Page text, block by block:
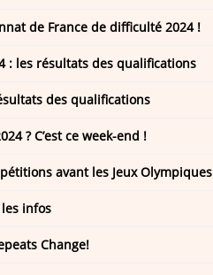
de France de difficulté 2024 !
: les résultats des qualifications
des qualifications
? C’est ce week-end !
avant les Jeux Olympiques
infos
Change!